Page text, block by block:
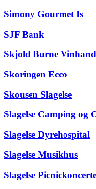
Simony Gourmet Is
SJF Bank
Skjold Burne
Skoringen Ecco
Skousen Slagelse
Slagelse Camping og
Slagelse Dyrehospital
Slagelse Musikhus
Slagelse